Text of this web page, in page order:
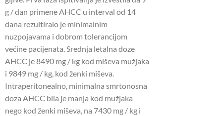
g / dan primene AHCC u interval od 14
dana rezultiralo je minimalnim
nuzpojavama i dobrom tolerancijom
većine pacijenata. Srednja letalna doze
AHCC je 8490 mg / kg kod miševa mužjaka
i 9849 mg / kg, kod ženki miševa.
Intraperitonealno, minimalna smrtonosna
doza AHCC bila je manja kod mužjaka
nego kod ženki miševa, na 7430 mg / kg i